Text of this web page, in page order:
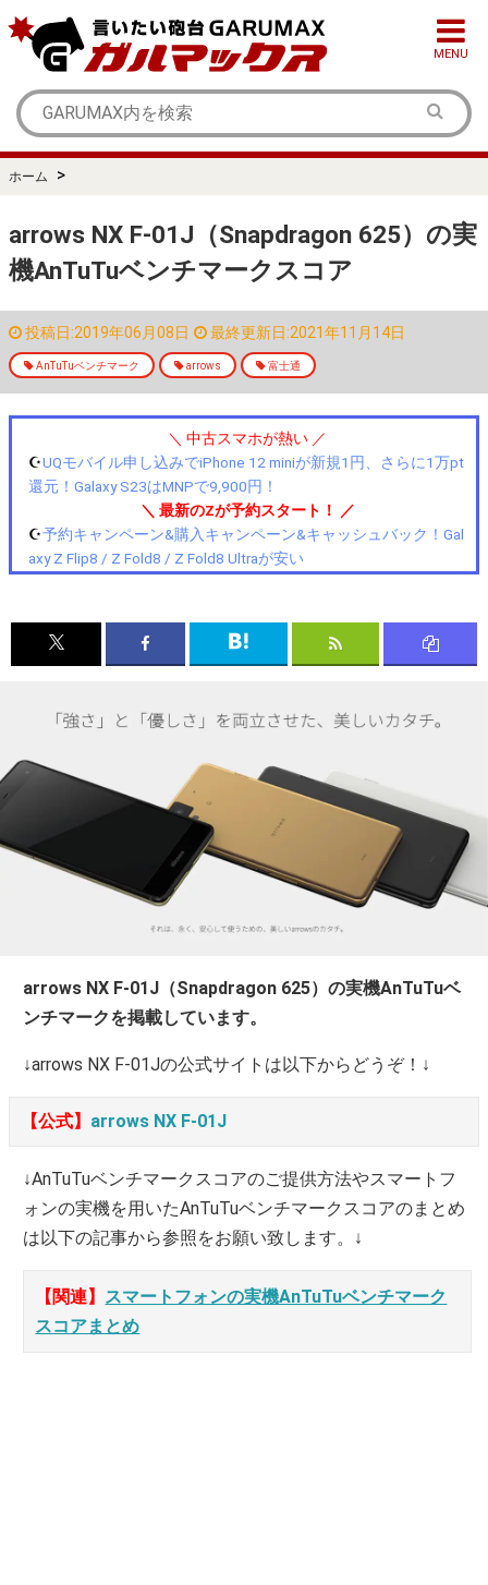
MENU
ホーム >
arrows NX F-01J（Snapdragon 625）の実
機AnTuTuベンチマークスコア
投稿日:2019年06月08日 最終更新日:2021年11月14日
AnTuTuベンチマーク arrows 富士通
＼ 中古スマホが熱い ／
☪️UQモバイル申し込みでiPhone 12 miniが新規1円、さらに1万pt
還元！Galaxy S23はMNPで9,900円！
＼ 最新のZが予約スタート！ ／
☪️予約キャンペーン&購入キャンペーン&キャッシュバック！Gal
axy Z Flip8 / Z Fold8 / Z Fold8 Ultraが安い
arrows NX F-01J（Snapdragon 625）の実機AnTuTuベ
ンチマークを掲載しています。
↓arrows NX F-01Jの公式サイトは以下からどうぞ！↓
【公式】 arrows NX F-01J
↓AnTuTuベンチマークスコアのご提供方法やスマートフ
ォンの実機を用いたAnTuTuベンチマークスコアのまとめ
は以下の記事から参照をお願い致します。↓
【関連】 スマートフォンの実機AnTuTuベンチマーク
スコアまとめ